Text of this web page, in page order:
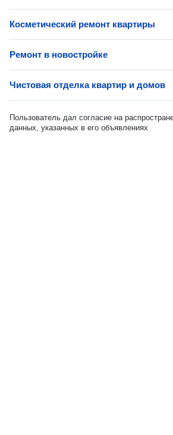
Косметический ремонт квартиры
Ремонт в новостройке
Чистовая отделка квартир и домов
Пользователь дал согласие на
данных, указанных в его объявлениях